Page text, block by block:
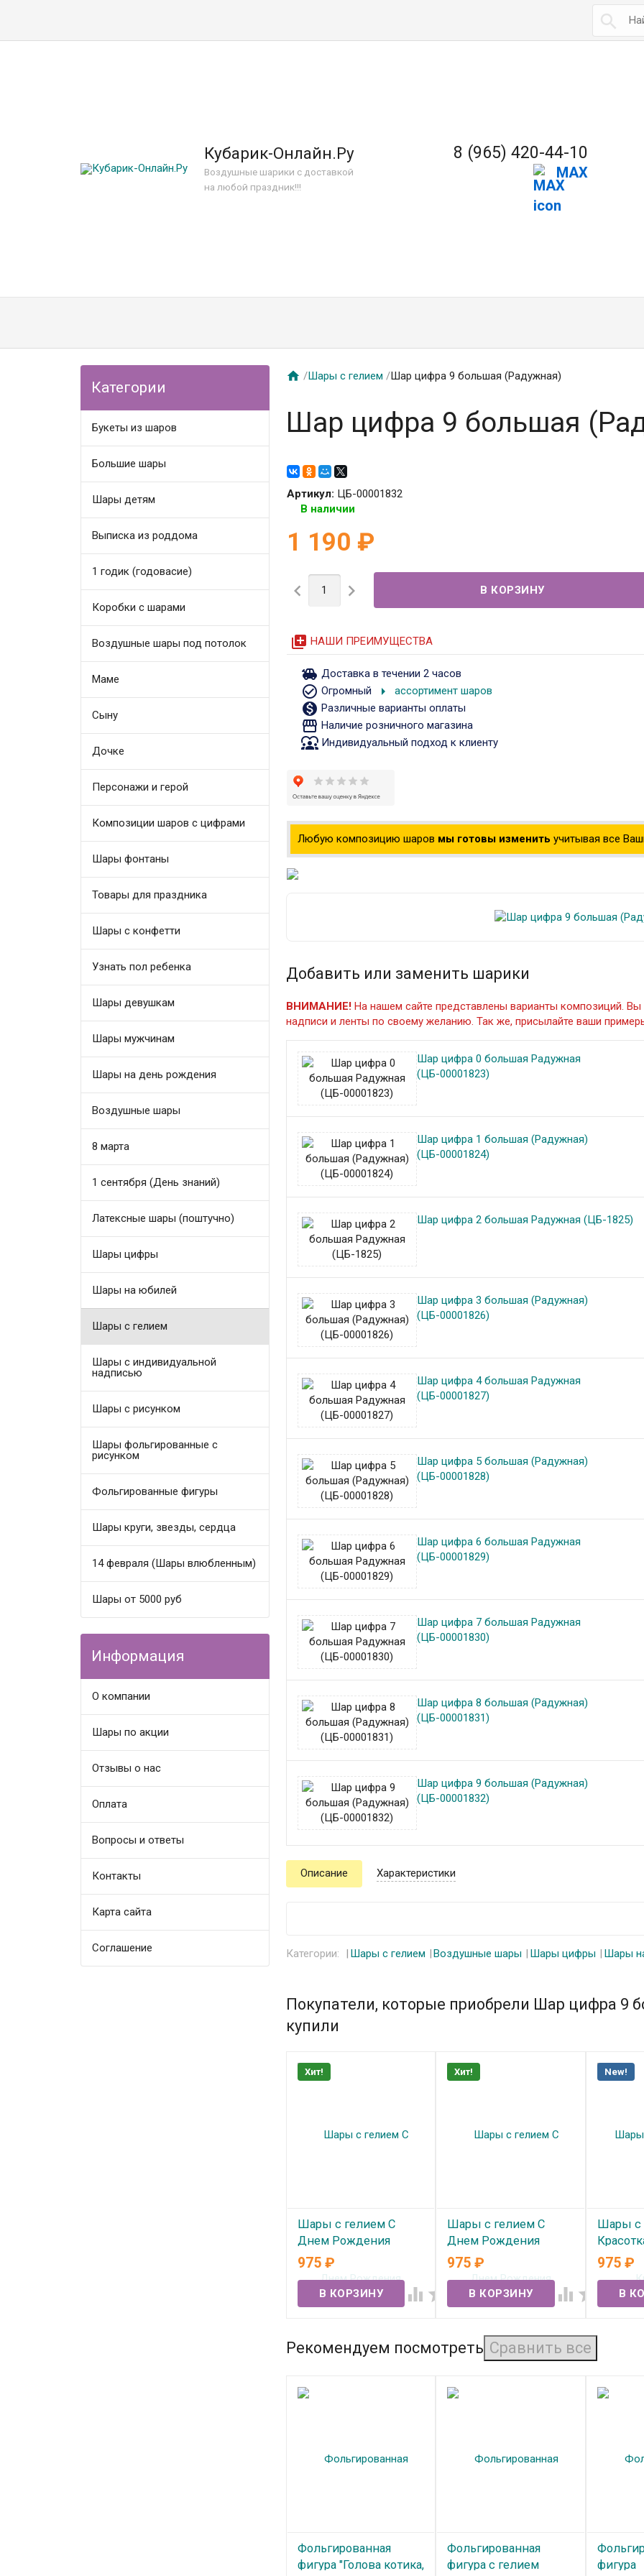

Кубарик-Онлайн.Ру
Воздушные шарики с доставкой
на любой праздник!!!
8 (965) 420-44-10
MAX
Категории
Букеты из шаров
Большие шары
Шары детям
Выписка из роддома
1 годик (годовасие)
Коробки с шарами
Воздушные шары под потолок
Маме
Сыну
Дочке
Персонажи и герой
Композиции шаров с цифрами
Шары фонтаны
Товары для праздника
Шары с конфетти
Узнать пол ребенка
Шары девушкам
Шары мужчинам
Шары на день рождения
Воздушные шары
8 марта
1 сентября (День знаний)
Латексные шары (поштучно)
Шары цифры
Шары на юбилей
Шары с гелием
Шары с индивидуальной
надписью
Шары с рисунком
Шары фольгированные с
рисунком
Фольгированные фигуры
Шары круги, звезды, сердца
14 февраля (Шары влюбленным)
Шары от 5000 руб
Информация
О компании
Шары по акции
Отзывы о нас
Оплата
Вопросы и ответы
Контакты
Карта сайта
Соглашение
 /Шары с гелием /Шар цифра 9 большая (Радужная)
Шар цифра 9 большая
Артикул: ЦБ-00001832
В наличии
1 190 ₽
 
queue НАШИ ПРЕИМУЩЕСТВА
toys Доставка в течении 2 часов
check_circle_outline Огромный arrow_right ассортимент шаров
monetization_on Различные варианты оплаты
storefront Наличие розничного магазина
diversity_1Индивидуальный подход к клиенту
Любую композицию шаров мы готовы изменить учитывая все
Добавить или заменить шарики
ВНИМАНИЕ!На нашем сайте представлены варианты композиций.
надписи и ленты по своему желанию. Так же, присылайте ваши
Шар цифра 0 большая Радужная
(ЦБ-00001823)
Шар цифра 1 большая (Радужная)
(ЦБ-00001824)
Шар цифра 2 большая Радужная (ЦБ-1825)
Шар цифра 3 большая (Радужная)
(ЦБ-00001826)
Шар цифра 4 большая Радужная
(ЦБ-00001827)
Шар цифра 5 большая (Радужная)
(ЦБ-00001828)
Шар цифра 6 большая Радужная
(ЦБ-00001829)
Шар цифра 7 большая Радужная
(ЦБ-00001830)
Шар цифра 8 большая (Радужная)
(ЦБ-00001831)
Шар цифра 9 большая (Радужная)
(ЦБ-00001832)
Описание Характеристики
Категории: Шары с гелием Воздушные шары Шары цифры Шары
Покупатели, которые приобрели Шар цифра 9
купили
Хит!
Шары с гелием С
Днем Рождения
Принцесса
В наличии
975 ₽
 
Хит!
Шары с гелием С
Днем Рождения
Единорожки
В наличии
975₽
 
New!
Шары с
В
975 ₽
Рекомендуем посмотреть
Фольгированная
фигура "Голова котика,
Фольгированная
фигура с гелием
фигура